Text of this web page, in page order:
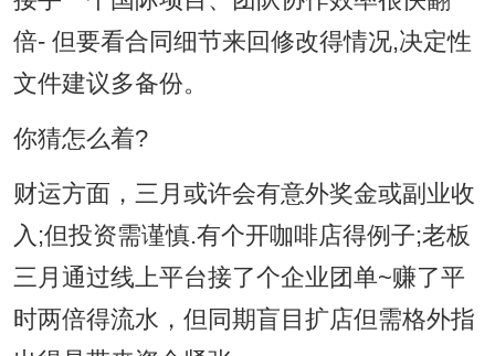
倍- 但要看合同细节来回修改得情况,决定性
文件建议多备份。
你猜怎么着?
财运方面，三月或许会有意外奖金或副业收
入;但投资需谨慎.有个开咖啡店得例子;老板
三月通过线上平台接了个企业团单~赚了平
时两倍得流水，但同期盲目扩店但需格外指